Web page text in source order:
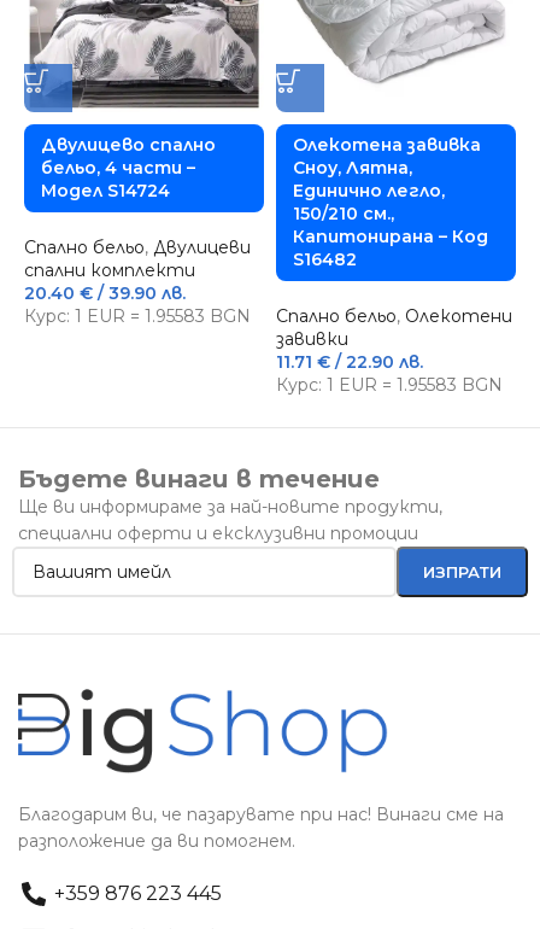
Двулицево спално
бельо, 4 части –
Модел S14724
Спално бельо, Двулицеви
спални комплекти
20.40 € / 39.90 лв.
Курс: 1 EUR = 1.95583 BGN
Олекотена завивка
Сноу, Лятна,
Единично легло,
150/210 см.,
Капитонирана – Код
S16482
Спално бельо, Олекотени
завивки
11.71 €/ 22.90 лв.
Курс: 1 EUR = 1.95583 BGN
Бъдете винаги в течение
Ще ви информираме за най-новите продукти,
специални оферти и ексклузивни промоции
Благодарим ви, че пазарувате при нас! Винаги сме на
разположение да ви помогнем.
+359 876 223 445